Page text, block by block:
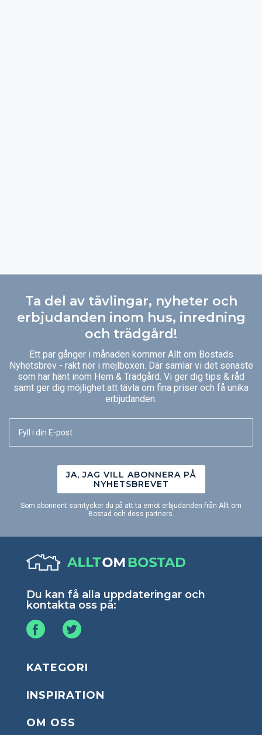
Ta del av tävlingar, nyheter och
erbjudanden inom hus, inredning
och trädgård!
Ett par gånger i månaden kommer Allt om Bostads
Nyhetsbrev - rakt ner i mejlboxen. Där samlar vi det senaste
som har hänt inom Hem & Trädgård. Vi ger dig tips & råd
samt ger dig möjlighet att tävla om fina priser och få unika
erbjudanden.
JA, JAG VILL ABONNERA PÅ
NYHETSBREVET
Som abonnent samtycker du på att ta emot erbjudanden från Allt om
Bostad och dess partners.
Du kan få alla uppdateringar och
kontakta oss på:
KATEGORI
INSPIRATION
OM OSS